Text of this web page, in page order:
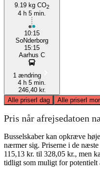
9.19 kg CO2
4 h 5 min.
10:15
SоNderborg
15:15
Aarhus C
1 ændring
4 h 5 min.
246,40 kr.
Alle priserI dag Alle priserI
Pris når afrejsedatoen
Busselskaber kan opkræve
nærmer sig. Priserne i de
115,13 kr. til 328,05 kr., men
tidligt som muligt for potentielt